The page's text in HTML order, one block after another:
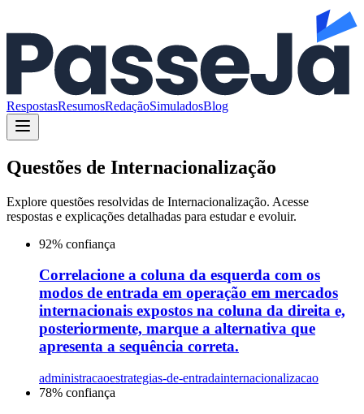
RespostasResumosRedaçãoSimuladosBlog
Questões de Internacionalização
Explore questões resolvidas de Internacionalização. Acesse
respostas e explicações detalhadas para estudar e evoluir.
92% confiança
Correlacione a coluna da esquerda com os
modos de entrada em operação em mercados
internacionais expostos na coluna da direita e,
posteriormente, marque a alternativa que
apresenta a sequência correta.
administracaoestrategias-de-entradainternacionalizacao
78% confiança